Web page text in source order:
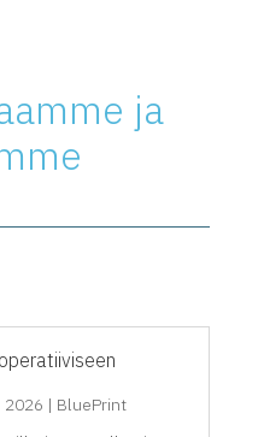
ja
2026 | BluePrint